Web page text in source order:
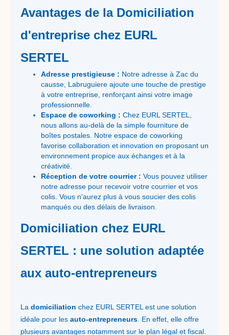
Avantages de la Domiciliation
d'entreprise chez EURL
SERTEL
Adresse prestigieuse : Notre adresse à Zac du
causse, Labruguiere ajoute une touche de prestige
à votre entreprise, renforçant ainsi votre image
professionnelle.
Espace de coworking : Chez EURL SERTEL,
nous allons au-delà de la simple fourniture de
boîtes postales. Notre espace de coworking
favorise collaboration et innovation en proposant un
environnement propice aux échanges et à la
créativité.
Réception de votre courrier : Vous pouvez utiliser
notre adresse pour recevoir votre courrier et vos
colis. Vous n'aurez plus à vous soucier des colis
manqués ou des délais de livraison.
Domiciliation chez EURL
SERTEL : une solution adaptée
aux auto-entrepreneurs
La domiciliation chez EURL SERTEL est une solution
idéale pour les auto-entrepreneurs . En effet, elle offre
plusieurs avantages notamment sur le plan légal et fiscal.